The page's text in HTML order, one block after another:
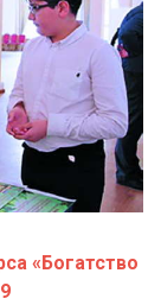
«Богатство